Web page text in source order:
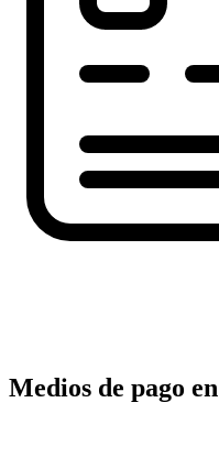
Medios de pago